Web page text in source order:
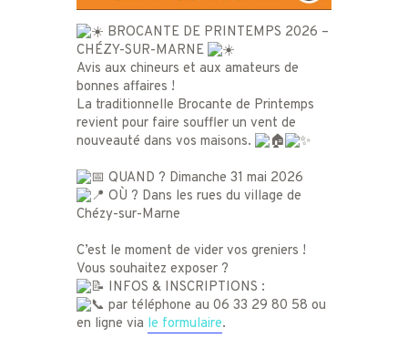
BROCANTE DE PRINTEMPS 2026 –
CHÉZY-SUR-MARNE
Avis aux chineurs et aux amateurs de
bonnes affaires !
La traditionnelle Brocante de Printemps
revient pour faire souffler un vent de
nouveauté dans vos maisons.
QUAND ? Dimanche 31 mai 2026
OÙ ? Dans les rues du village de
Chézy-sur-Marne
C’est le moment de vider vos greniers !
Vous souhaitez exposer ?
INFOS & INSCRIPTIONS :
par téléphone au 06 33 29 80 58 ou
en ligne via le formulaire.